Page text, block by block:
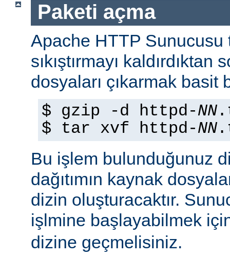
Paketi açma
Apache HTTP Sunucusu
sıkıştırmayı
dosyaları çıkarmak basit
$ gzip -d httpd-NN
$ tar xvf httpd-NN
Bu işlem bulunduğunuz
dağıtımın kaynak
dizin oluşturacaktır.
işlmine başlayabilmek
dizine geçmelisiniz.